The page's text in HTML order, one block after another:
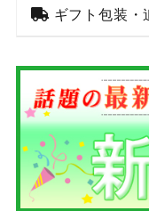
ギフト包装・